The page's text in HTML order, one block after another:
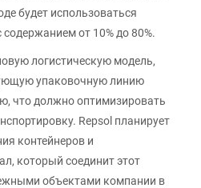
будет использоваться
от 10% до 80%.
логистическую модель,
упаковочную линию
что должно оптимизировать
Repsol планирует
контейнеров и
который соединит этот
объектами компании в